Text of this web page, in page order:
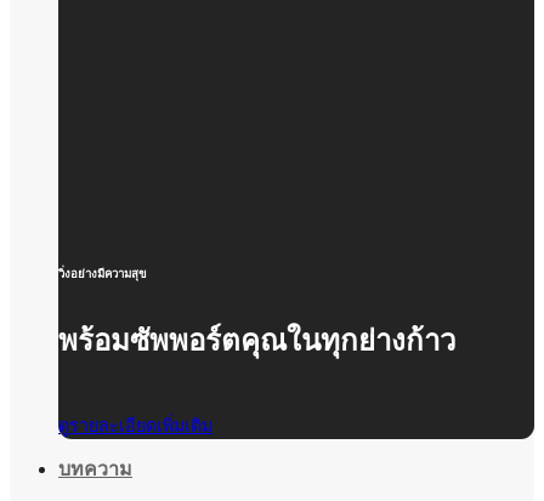
วิ่งอย่างมีความสุข
พร้อมซัพพอร์ตคุณในทุกย่างก้าว
ดูรายละเอียดเพิ่มเติม
บทความ